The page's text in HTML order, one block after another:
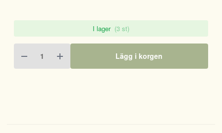
I lager (3 st)
Lägg i korgen